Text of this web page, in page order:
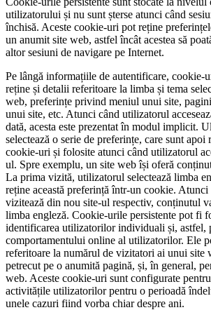
utilizatorului și nu sunt șterse atunci când
închisă. Aceste cookie-uri pot reține
un anumit site web, astfel încât acestea să
altor sesiuni de navigare pe Internet.
Pe lângă informațiile de autentificare, cookie-
reține și detalii referitoare la limba și tema
web, preferințe privind meniul unui site,
unui site, etc. Atunci când utilizatorul
dată, acesta este prezentat în modul implicit.
selectează o serie de preferințe, care sunt apoi
cookie-uri și folosite atunci când utilizatorul
ul. Spre exemplu, un site web își oferă
La prima vizită, utilizatorul selectează limba
reține această preferință într-un cookie.
vizitează din nou site-ul respectiv, conținutul
limba engleză. Cookie-urile persistente pot fi
identificarea utilizatorilor individuali și, astfel,
comportamentului online al utilizatorilor. Ele
referitoare la numărul de vizitatori ai unui site
petrecut pe o anumită pagină, și, în general,
web. Aceste cookie-uri sunt configurate
activitățile utilizatorilor pentru o perioadă
unele cazuri fiind vorba chiar despre ani.